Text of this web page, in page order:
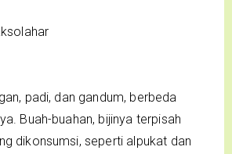
padi, dan gandum, berbeda
Buah-buahan, bijinya terpisah
dikonsumsi, seperti alpukat dan